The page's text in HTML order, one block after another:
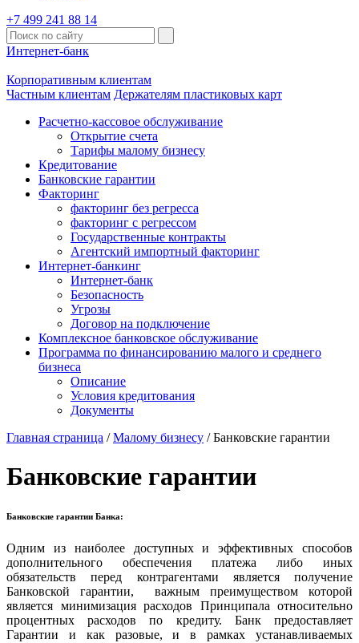
+7 499 241 88 14
Интернет-банк
Корпоративным клиентам
Частным клиентам Держателям пластиковых карт
Расчетно-кассовое обслуживание
Открытие счета
Тарифы малому бизнесу
Кредитование
Банковские гарантии
Факторинг
факторинг без регресса
факторинг с регрессом
Государственные контракты
Агентский импортный факторинг
Интернет-банкинг
Интернет-банк
Безопасность
Угрозы
Договор на подключение
Комплексное банковское обслуживание
Программа по финансированию малого и среднего
бизнеса
Описание
Условия кредитования
Документы
Главная страница /Малому бизнесу /Банковские гарантии
Банковские гарантии
Банковские гарантии Банка:
Одним из наиболее доступных и эффективных способов
дополнительного обеспечения платежа либо иных
обязательств перед контрагентами является получение
Банковской гарантии, важным преимуществом которой
является минимизация расходов Принципала относительно
процентных расходов по кредиту. Банк предоставляет
Гарантии и как разовые, и в рамках устанавливаемых